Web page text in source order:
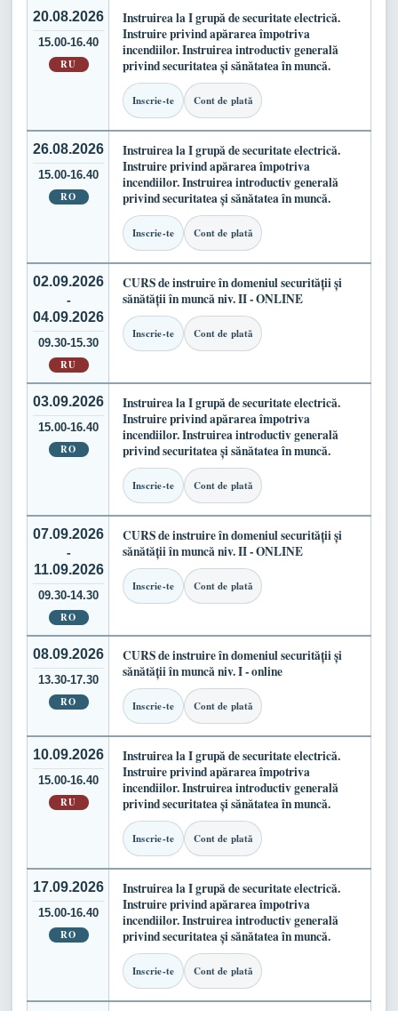
20.08.2026
15.00-16.40
RU
Instruirea la I grupă de securitate electrică.
Instruire privind apărarea împotriva
incendiilor. Instruirea introductiv generală
privind securitatea și sănătatea în muncă.
Inscrie-te Cont de plată
26.08.2026
15.00-16.40
RO
Instruirea la I grupă de securitate electrică.
Instruire privind apărarea împotriva
incendiilor. Instruirea introductiv generală
privind securitatea și sănătatea în muncă.
Inscrie-te Cont de plată
02.09.2026
-
04.09.2026
09.30-15.30
RU
CURS de instruire în domeniul securității și
sănătății în muncă niv. II - ONLINE
Inscrie-te Cont de plată
03.09.2026
15.00-16.40
RO
Instruirea la I grupă de securitate electrică.
Instruire privind apărarea împotriva
incendiilor. Instruirea introductiv generală
privind securitatea și sănătatea în muncă.
Inscrie-te Cont de plată
07.09.2026
-
11.09.2026
09.30-14.30
RO
CURS de instruire în domeniul securității și
sănătății în muncă niv. II - ONLINE
Inscrie-te Cont de plată
08.09.2026
13.30-17.30
RO
CURS de instruire în domeniul securității și
sănătății în muncă niv. I - online
Inscrie-te Cont de plată
10.09.2026
15.00-16.40
RU
Instruirea la I grupă de securitate electrică.
Instruire privind apărarea împotriva
incendiilor. Instruirea introductiv generală
privind securitatea și sănătatea în muncă.
Inscrie-te Cont de plată
17.09.2026
15.00-16.40
RO
Instruirea la I grupă de securitate electrică.
Instruire privind apărarea împotriva
incendiilor. Instruirea introductiv generală
privind securitatea și sănătatea în muncă.
Inscrie-te Cont de plată